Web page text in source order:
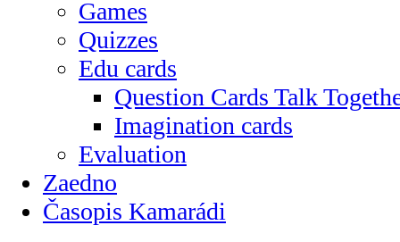
Games
Quizzes
Edu cards
Question Cards Talk
Imagination cards
Evaluation
Zaedno
Časopis Kamarádi